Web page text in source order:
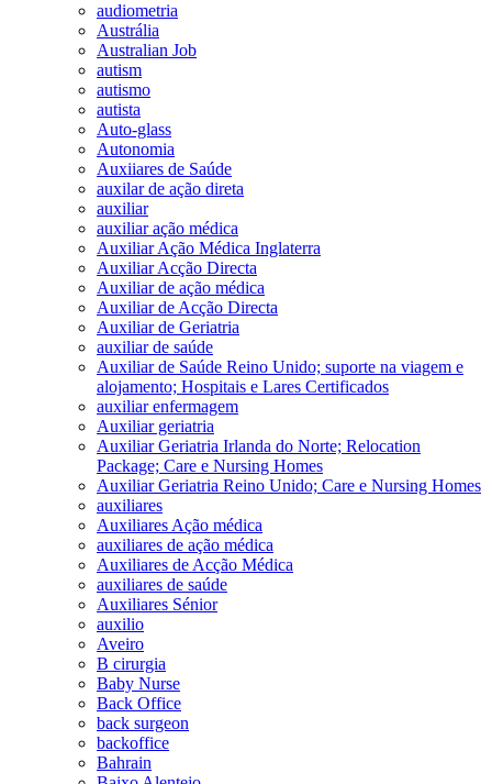
audiometria
Austrália
Australian Job
autism
autismo
autista
Auto-glass
Autonomia
Auxiiares de Saúde
auxilar de ação direta
auxiliar
auxiliar ação médica
Auxiliar Ação Médica Inglaterra
Auxiliar Acção Directa
Auxiliar de ação médica
Auxiliar de Acção Directa
Auxiliar de Geriatria
auxiliar de saúde
Auxiliar de Saúde Reino Unido; suporte na viagem e
alojamento; Hospitais e Lares Certificados
auxiliar enfermagem
Auxiliar geriatria
Auxiliar Geriatria Irlanda do Norte; Relocation
Package; Care e Nursing Homes
Auxiliar Geriatria Reino Unido; Care e Nursing Homes
auxiliares
Auxiliares Ação médica
auxiliares de ação médica
Auxiliares de Acção Médica
auxiliares de saúde
Auxiliares Sénior
auxilio
Aveiro
B cirurgia
Baby Nurse
Back Office
back surgeon
backoffice
Bahrain